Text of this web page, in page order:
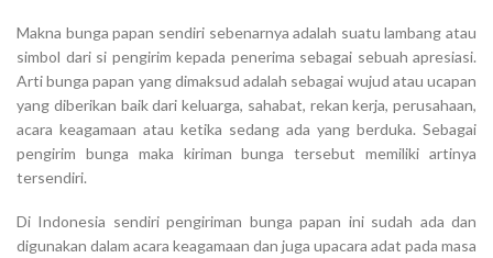
Makna bunga papan sendiri sebenarnya adalah suatu lambang atau
simbol dari si pengirim kepada penerima sebagai sebuah apresiasi.
Arti bunga papan yang dimaksud adalah sebagai wujud atau ucapan
yang diberikan baik dari keluarga, sahabat, rekan kerja, perusahaan,
acara keagamaan atau ketika sedang ada yang berduka. Sebagai
pengirim bunga maka kiriman bunga tersebut memiliki artinya
tersendiri.
Di Indonesia sendiri pengiriman bunga papan ini sudah ada dan
digunakan dalam acara keagamaan dan juga upacara adat pada masa